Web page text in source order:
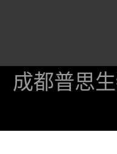
成都普思